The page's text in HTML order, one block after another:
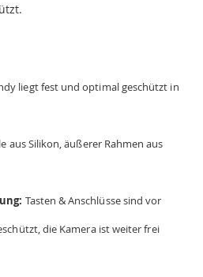
liegt fest und optimal geschützt in
aus Silikon, äußerer Rahmen aus
Tasten & Anschlüsse sind vor
die Kamera ist weiter frei